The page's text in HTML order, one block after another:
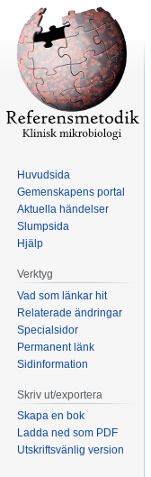
Huvudsida
Gemenskapens portal
Aktuella händelser
Slumpsida
Hjälp
Verktyg
Vad som länkar hit
Relaterade ändringar
Specialsidor
Permanent länk
Sidinformation
Skriv ut/exportera
Skapa en bok
Ladda ned som PDF
Utskriftsvänlig version